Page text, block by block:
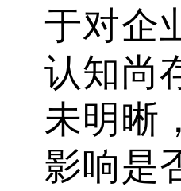
于对企
认知尚
未明晰
影响是